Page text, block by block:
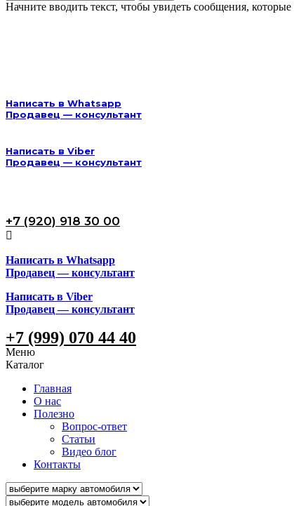
Начните вводить текст, чтобы увидеть сообщения,
Написать в Whatsapp
Продавец — консультант
Написать в Viber
Продавец — консультант
+7 (920) 918 30 00
Написать в Whatsapp
Продавец — консультант
Написать в Viber
Продавец — консультант
+7 (999) 070 44 40
Меню
Каталог
Главная
О нас
Полезно
Вопрос-ответ
Статьи
Видео блог
Контакты